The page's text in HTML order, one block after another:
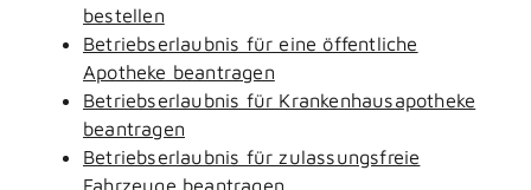
bestellen
Betriebserlaubnis für eine öffentliche
Apotheke beantragen
Betriebserlaubnis für Krankenhausapotheke
beantragen
Betriebserlaubnis für zulassungsfreie
Fahrzeuge beantragen